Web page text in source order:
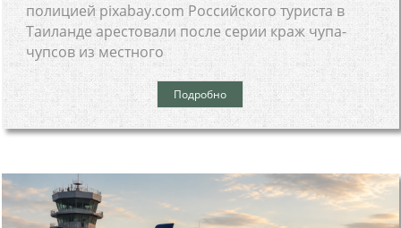
полицией pixabay.com Российского туриста в
Таиланде арестовали после серии краж чупа-
чупсов из местного
Подробно